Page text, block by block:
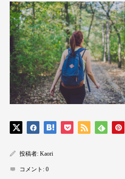
投稿者: Kaori
コメント: 0